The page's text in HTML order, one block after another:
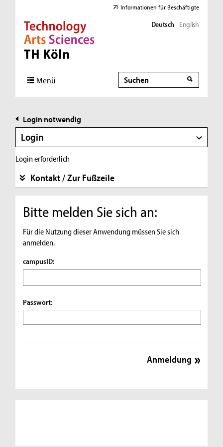
Direkt zur Hauptnavigation
Direkt zur Subnavigation
Direkt zum Inhalt
Direkt zum Fußbereich
Informationen für Beschäftigte
Deutsch English
Menü Suche
Suche
Login notwendig
Login
Login erforderlich
Kontakt / Zur Fußzeile
Bitte melden Sie sich an:
Für die Nutzung dieser Anwendung müssen Sie sich
anmelden.
campusID:
Passwort: